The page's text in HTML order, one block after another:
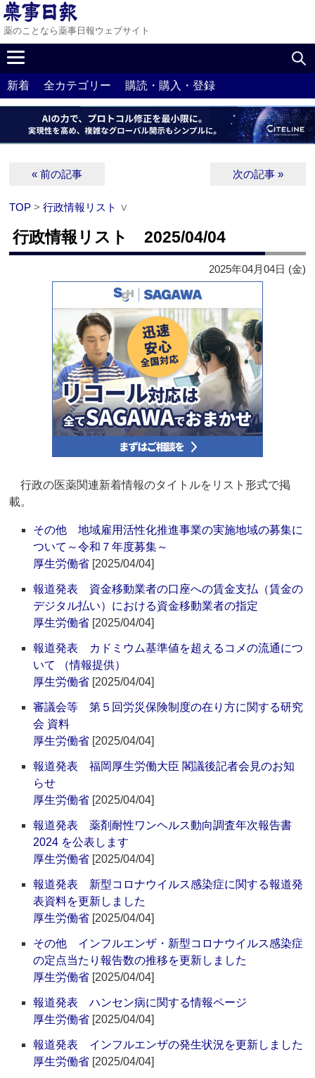
薬のことなら薬事日報ウェブサイト
新着 全カテゴリー 購読・購入・登録
« 前の記事 次の記事 »
TOP >行政情報リスト ∨
行政情報リスト 2025/04/04
2025年04月04日 (金)
行政の医薬関連新着情報のタイトルをリスト形式で掲
載。
その他 地域雇用活性化推進事業の実施地域の募集に
ついて～令和７年度募集～
厚生労働省 [2025/04/04]
報道発表 資金移動業者の口座への賃金支払（賃金の
デジタル払い）における資金移動業者の指定
厚生労働省 [2025/04/04]
報道発表 カドミウム基準値を超えるコメの流通につ
いて （情報提供）
厚生労働省 [2025/04/04]
審議会等 第５回労災保険制度の在り方に関する研究
会 資料
厚生労働省 [2025/04/04]
報道発表 福岡厚生労働大臣 閣議後記者会見のお知
らせ
厚生労働省 [2025/04/04]
報道発表 薬剤耐性ワンヘルス動向調査年次報告書
2024 を公表します
厚生労働省 [2025/04/04]
報道発表 新型コロナウイルス感染症に関する報道発
表資料を更新しました
厚生労働省 [2025/04/04]
その他 インフルエンザ・新型コロナウイルス感染症
の定点当たり報告数の推移を更新しました
厚生労働省 [2025/04/04]
報道発表 ハンセン病に関する情報ページ
厚生労働省 [2025/04/04]
報道発表 インフルエンザの発生状況を更新しました
厚生労働省 [2025/04/04]